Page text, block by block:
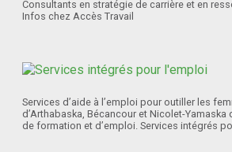
Consultants en stratégie de carrière et en
Infos chez Accès Travail
Services d’aide à l’emploi pour outiller les
d’Arthabaska, Bécancour et Nicolet-Yamaska
de formation et d’emploi. Services intégrés